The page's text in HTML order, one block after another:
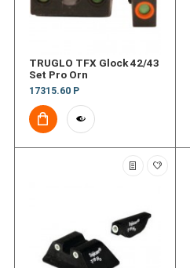
TRUGLO TFX Glock 42/43
Set Pro Orn
17315.60 Р